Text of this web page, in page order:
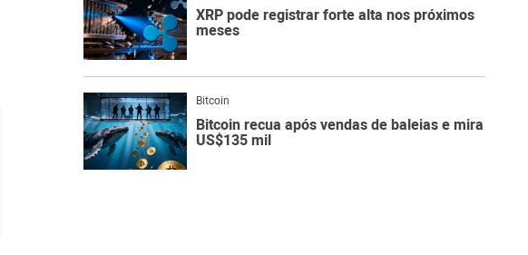
XRP pode registrar forte alta nos próximos
meses
Bitcoin
Bitcoin recua após vendas de baleias e mira
US$135 mil